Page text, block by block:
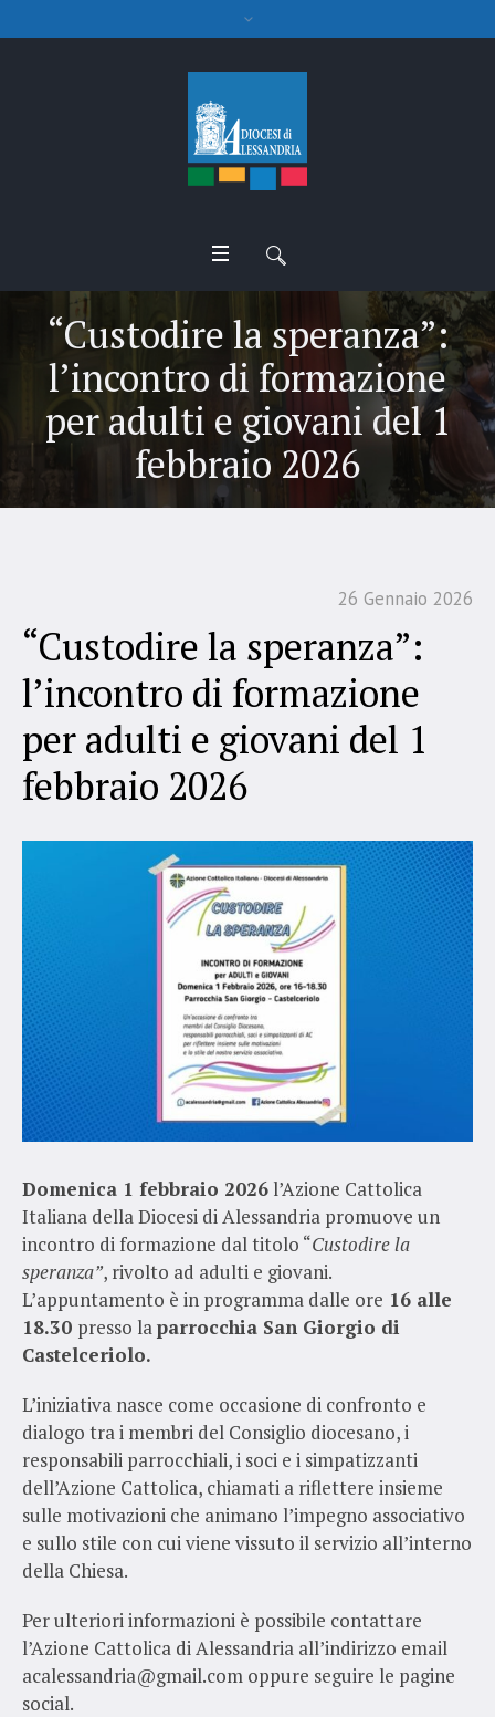
“Custodire la speranza”:
l’incontro di formazione
per adulti e giovani del 1
febbraio 2026
26 Gennaio 2026
“Custodire la speranza”:
l’incontro di formazione
per adulti e giovani del 1
febbraio 2026
Domenica 1 febbraio 2026 l’Azione Cattolica
Italiana della Diocesi di Alessandria promuove un
incontro di formazione dal titolo “Custodire la
speranza”, rivolto ad adulti e giovani.
L’appuntamento è in programma dalle ore 16 alle
18.30 presso laparrocchia San Giorgio di
Castelceriolo.
L’iniziativa nasce come occasione di confronto e
dialogo tra i membri del Consiglio diocesano, i
responsabili parrocchiali, i soci e i simpatizzanti
dell’Azione Cattolica, chiamati a riflettere insieme
sulle motivazioni che animano l’impegno associativo
e sullo stile con cui viene vissuto il servizio all’interno
della Chiesa.
Per ulteriori informazioni è possibile contattare
l’Azione Cattolica di Alessandria all’indirizzo email
acalessandria@gmail.com oppure seguire le pagine
social.